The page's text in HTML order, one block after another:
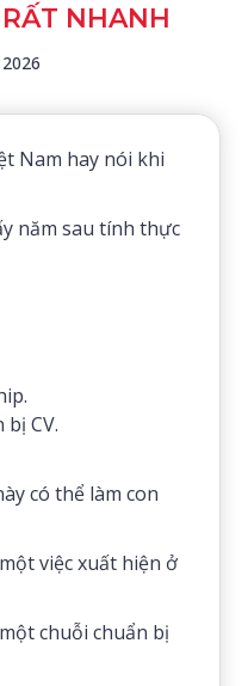
NHANH
Nam hay nói khi
năm sau tính thực
CV.
có thể làm con
việc xuất hiện ở
chuỗi chuẩn bị